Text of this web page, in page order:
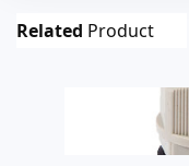
Related Product